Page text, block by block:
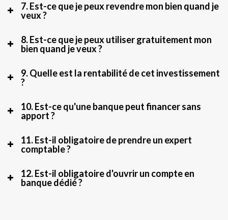
7. Est-ce que je peux revendre mon bien quand je
veux ?
8. Est-ce que je peux utiliser gratuitement mon
bien quand je veux ?
9. Quelle est la rentabilité de cet investissement
?
10. Est-ce qu'une banque peut financer sans
apport ?
11. Est-il obligatoire de prendre un expert
comptable ?
12. Est-il obligatoire d'ouvrir un compte en
banque dédié ?